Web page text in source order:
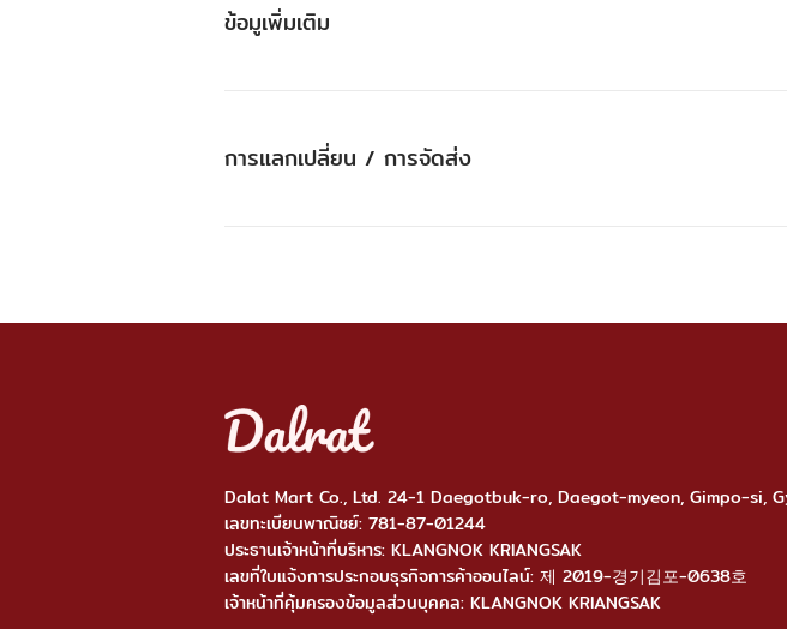
ข้อมูเพิ่มเติม
การแลกเปลี่ยน / การจัดส่ง
Dalat Mart Co., Ltd. 24-1 Daegotbuk-ro, Daegot-myeon, Gimpo-si,
เลขทะเบียนพาณิชย์: 781-87-01244
ประธานเจ้าหน้าที่บริหาร: KLANGNOK KRIANGSAK
เลขที่ใบแจ้งการประกอบธุรกิจการค้าออนไลน์: 제 2019-경기김포-0638호
เจ้าหน้าที่คุ้มครองข้อมูลส่วนบุคคล: KLANGNOK KRIANGSAK